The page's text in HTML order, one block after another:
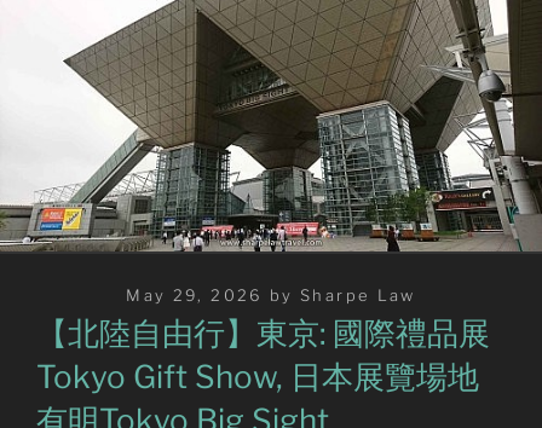
Posted
on
May 29, 2026 by Sharpe Law
【北陸自由行】東京: 國際禮品展
Tokyo Gift Show, 日本展覽場地
有明Tokyo Big Sight